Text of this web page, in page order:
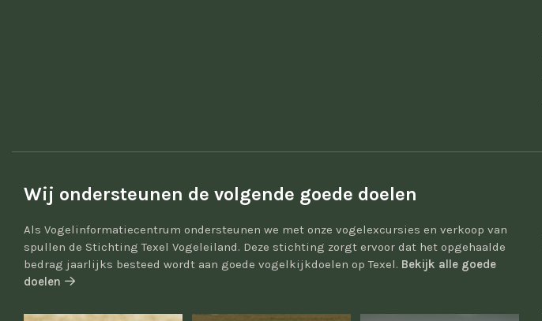
Wij ondersteunen de volgende goede doelen
Als Vogelinformatiecentrum ondersteunen we met onze vogelexcursies en verkoop van
spullen de Stichting Texel Vogeleiland. Deze stichting zorgt ervoor dat het opgehaalde
bedrag jaarlijks besteed wordt aan goede vogelkijkdoelen op Texel. Bekijk alle goede
doelen